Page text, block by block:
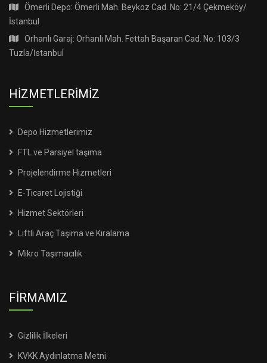
Ömerli Depo: Ömerli Mah. Beykoz Cad. No: 21/4 Çekmeköy/
İstanbul
Orhanlı Garaj: Orhanlı Mah. Fettah Başaran Cad. No: 103/3
Tuzla/İstanbul
HİZMETLERİMİZ
Depo Hizmetlerimiz
FTL ve Parsiyel taşıma
Projelendirme Hizmetleri
E-Ticaret Lojistiği
Hizmet Sektörleri
Liftli Araç Taşıma ve Kiralama
Mikro Taşımacılık
FİRMAMIZ
Gizlilik İlkeleri
KVKK Aydınlatma Metni